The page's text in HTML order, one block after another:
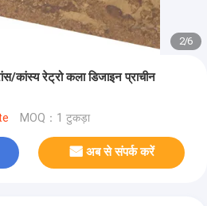
2/6
कांस्य रेट्रो कला डिजाइन प्राचीन
MOQ：1 टुकड़ा
अब से संपर्क करें